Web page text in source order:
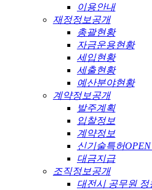
이용안내
재정정보공개
총괄현황
자금운용현황
세입현황
세출현황
예산분야현황
계약정보공개
발주계획
입찰정보
계약정보
신기술특허
대금지급
조직정보공개
대전시 공무원 정